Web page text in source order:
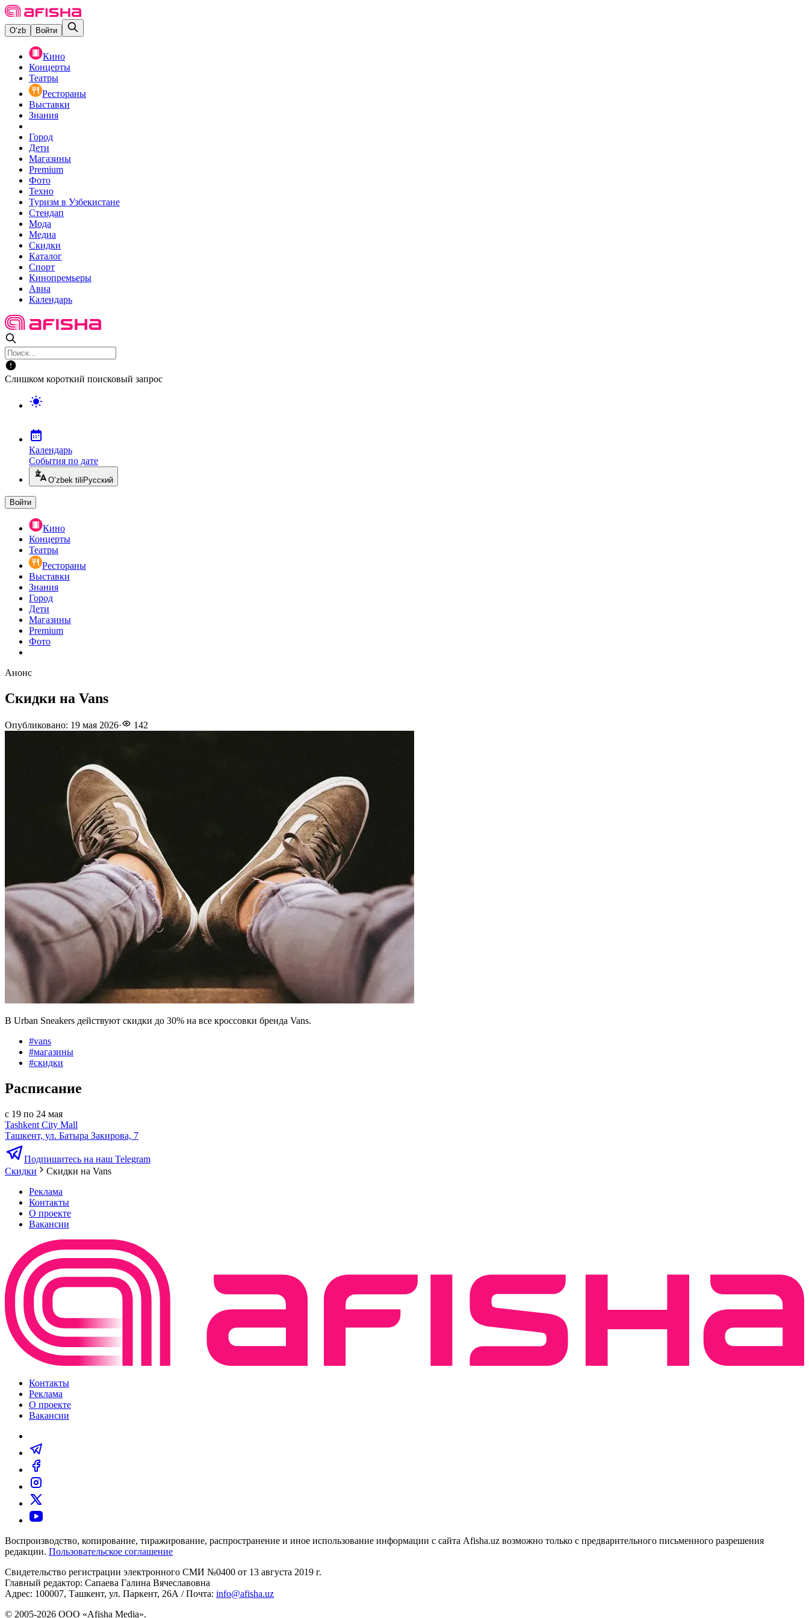
O‘zb Войти
Кино
Концерты
Театры
Рестораны
Выставки
Знания
Город
Дети
Магазины
Premium
Фото
Техно
Туризм в Узбекистане
Стендап
Мода
Медиа
Скидки
Каталог
Спорт
Кинопремьеры
Авиа
Календарь
Слишком короткий поисковый запрос
Календарь
События по дате
O’zbek tili Русский
Войти
Кино
Концерты
Театры
Рестораны
Выставки
Знания
Город
Дети
Магазины
Premium
Фото
Анонс
Скидки на Vans
Опубликовано: 19 мая 2026· 142
В Urban Sneakers действуют скидки до 30% на все кроссовки бренда Vans.
#vans
#магазины
#скидки
Расписание
с 19 по 24 мая
Tashkent City Mall
Ташкент, ул. Батыра Закирова, 7
Подпишитесь на наш Telegram
Скидки
Скидки на Vans
Реклама
Контакты
О проекте
Вакансии
Контакты
Реклама
О проекте
Вакансии
Воспроизводство, копирование, тиражирование, распространение и иное использование информации с сайта Afisha.uz возможно только с предварительного письменного разрешения
редакции. Пользовательское соглашение
Свидетельство регистрации электронного СМИ №0400 от 13 августа 2019 г.
Главный редактор: Сапаева Галина Вячеславовна
Адрес: 100007, Ташкент, ул. Паркент, 26А / Почта: info@afisha.uz
© 2005-2026 ООО «Afisha Media».